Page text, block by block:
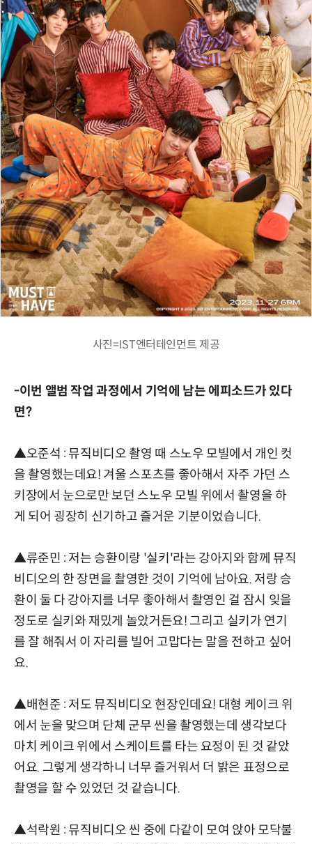
사진=IST엔터테인먼트 제공
-이번 앨범 작업 과정에서 기억에 남는 에피소드가 있다
면?
▲오준석 : 뮤직비디오 촬영 때 스노우 모빌에서 개인 컷
을 촬영했는데요! 겨울 스포츠를 좋아해서 자주 가던 스
키장에서 눈으로만 보던 스노우 모빌 위에서 촬영을 하
게 되어 굉장히 신기하고 즐거운 기분이었습니다.
▲류준민 : 저는 승환이랑 '실키'라는 강아지와 함께 뮤직
비디오의 한 장면을 촬영한 것이 기억에 남아요. 저랑 승
환이 둘 다 강아지를 너무 좋아해서 촬영인 걸 잠시 잊을
정도로 실키와 재밌게 놀았거든요! 그리고 실키가 연기
를 잘 해줘서 이 자리를 빌어 고맙다는 말을 전하고 싶어
요.
▲배현준 : 저도 뮤직비디오 현장인데요! 대형 케이크 위
에서 눈을 맞으며 단체 군무 씬을 촬영했는데 생각보다
마치 케이크 위에서 스케이트를 타는 요정이 된 것 같았
어요. 그렇게 생각하니 너무 즐거워서 더 밝은 표정으로
촬영을 할 수 있었던 것 같습니다.
▲석락원 : 뮤직비디오 씬 중에 다같이 모여 앉아 모닥불